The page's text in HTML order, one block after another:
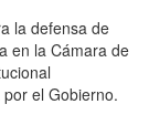
la defensa de
en la Cámara de
el Gobierno.